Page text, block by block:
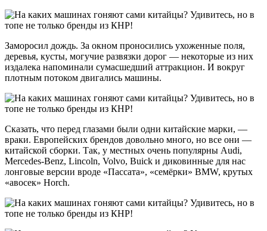
Заморосил дождь. За окном проносились ухоженные поля,
деревья, кусты, могучие развязки дорог — некоторые из них
издалека напоминали сумасшедший аттракцион. И вокруг
плотным потоком двигались машины.
Сказать, что перед глазами были одни китайские марки, —
враки. Европейских брендов довольно много, но все они —
китайской сборки. Так, у местных очень популярны Audi,
Mercedes-Benz, Lincoln, Volvo, Buick и диковинные для нас
лонговые версии вроде «Пассата», «семёрки» BMW, крутых
«авосек» Horch.